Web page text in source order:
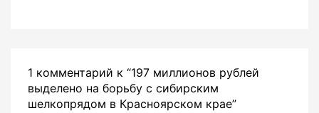
1 комментарий к “197 миллионов рублей
выделено на борьбу с сибирским
шелкопрядом в Красноярском крае”